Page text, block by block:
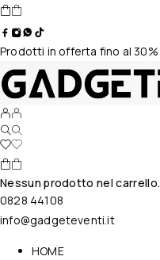
Prodotti in offerta fino al 30%
Nessun prodotto nel carrello.
0828 44108
info@gadgeteventi.it
HOME